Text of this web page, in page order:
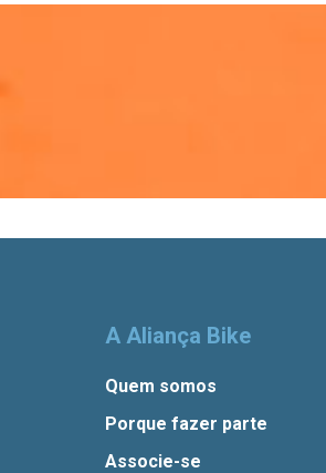
A Aliança Bike
Quem somos
Porque fazer parte
Associe-se